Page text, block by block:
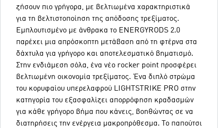
ζήσουν πιο γρήγορα, με βελτιωμένα χαρακτηριστικά
για τη βελτιστοποίηση της απόδοσης τρεξίματος.
Εμπλουτισμένο με άνθρακα το ENERGYRODS 2.0
παρέχει μια απρόσκοπτη μετάβαση από τη φτέρνα στα
δάχτυλα για γρήγορο και αποτελεσματικό βηματισμό.
Στην ενδιάμεση σόλα, ένα νέο rocker point προσφέρει
βελτιωμένη οικονομία τρεξίματος. Ένα διπλό στρώμα
του κορυφαίου υπερελαφρού LIGHTSTRIKE PRO στην
κατηγορία του εξασφαλίζει απορρόφηση κραδασμών
για κάθε γρήγορο βήμα που κάνεις, βοηθώντας σε να
διατηρήσεις την ενέργεια μακροπρόθεσμα. Το παπούτσι